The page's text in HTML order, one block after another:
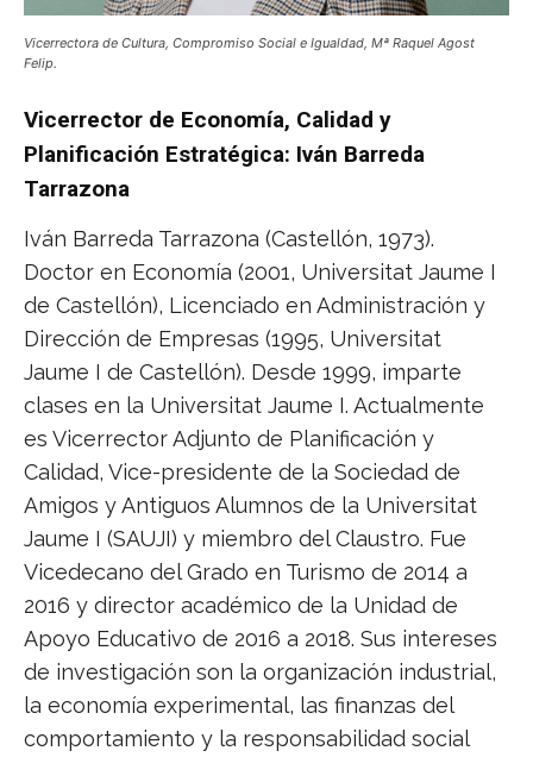
Vicerrectora de Cultura, Compromiso Social e Igualdad, Mª Raquel Agost
Felip.
Vicerrector de Economía, Calidad y
Planificación Estratégica: Iván Barreda
Tarrazona
Iván Barreda Tarrazona (Castellón, 1973).
Doctor en Economía (2001, Universitat Jaume I
de Castellón), Licenciado en Administración y
Dirección de Empresas (1995, Universitat
Jaume I de Castellón). Desde 1999, imparte
clases en la Universitat Jaume I. Actualmente
es Vicerrector Adjunto de Planificación y
Calidad, Vice-presidente de la Sociedad de
Amigos y Antiguos Alumnos de la Universitat
Jaume I (SAUJI) y miembro del Claustro. Fue
Vicedecano del Grado en Turismo de 2014 a
2016 y director académico de la Unidad de
Apoyo Educativo de 2016 a 2018. Sus intereses
de investigación son la organización industrial,
la economía experimental, las finanzas del
comportamiento y la responsabilidad social